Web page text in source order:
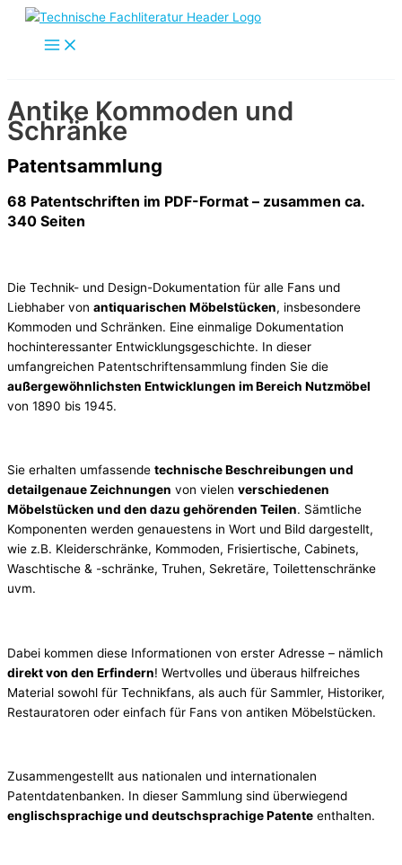
Zum
Antike Kommoden und
Schränke
Patentsammlung
68 Patentschriften im PDF-Format – zusammen ca.
340 Seiten
Die Technik- und Design-Dokumentation für alle Fans und
Liebhaber von antiquarischen Möbelstücken, insbesondere
Kommoden und Schränken. Eine einmalige Dokumentation
hochinteressanter Entwicklungsgeschichte. In dieser
umfangreichen Patentschriftensammlung finden Sie die
außergewöhnlichsten Entwicklungen im Bereich Nutzmöbel
von 1890 bis 1945.
Sie erhalten umfassende technische Beschreibungen und
detailgenaue Zeichnungen von vielen verschiedenen
Möbelstücken und den dazu gehörenden Teilen. Sämtliche
Komponenten werden genauestens in Wort und Bild dargestellt,
wie z.B. Kleiderschränke, Kommoden, Frisiertische, Cabinets,
Waschtische & -schränke, Truhen, Sekretäre, Toilettenschränke
uvm.
Dabei kommen diese Informationen von erster Adresse – nämlich
direkt von den Erfindern! Wertvolles und überaus hilfreiches
Material sowohl für Technikfans, als auch für Sammler, Historiker,
Restauratoren oder einfach für Fans von antiken Möbelstücken.
Zusammengestellt aus nationalen und internationalen
Patentdatenbanken. In dieser Sammlung sind überwiegend
englischsprachige und deutschsprachige Patente enthalten.